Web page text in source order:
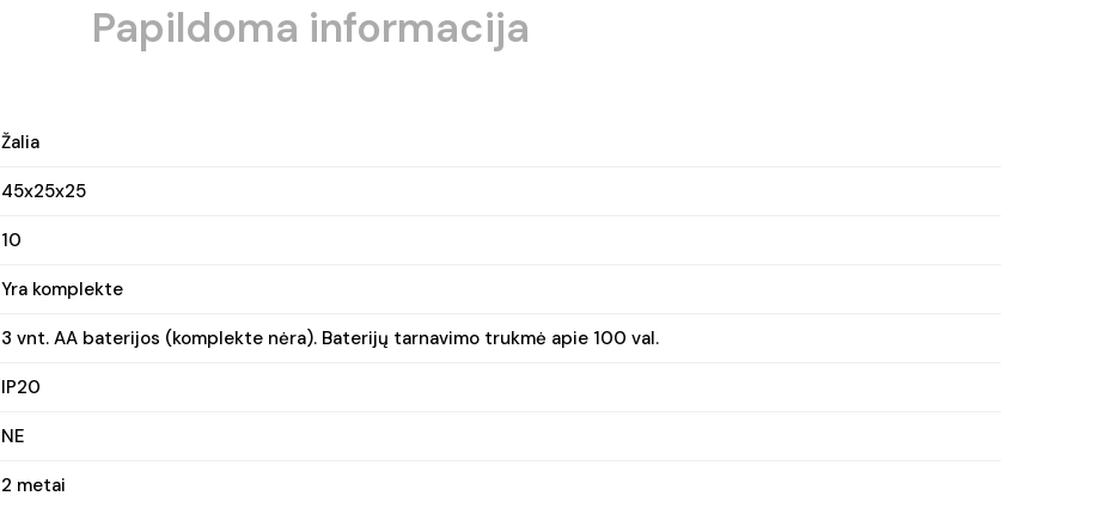
Papildoma informacija
Žalia
45x25x25
10
Yra komplekte
3 vnt. AA baterijos (komplekte nėra). Baterijų tarnavimo trukmė apie 100 val.
IP20
NE
2 metai